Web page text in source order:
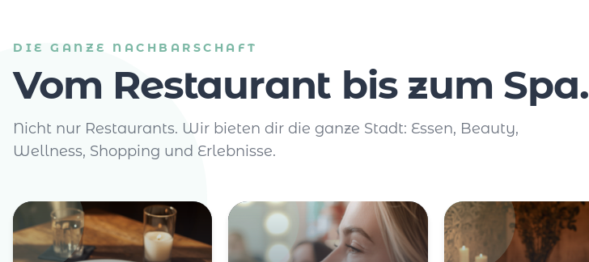
DIE GANZE NACHBARSCHAFT
Vom Restaurant bis zum Spa.
Nicht nur Restaurants. Wir bieten dir die ganze Stadt: Essen, Beauty,
Wellness, Shopping und Erlebnisse.